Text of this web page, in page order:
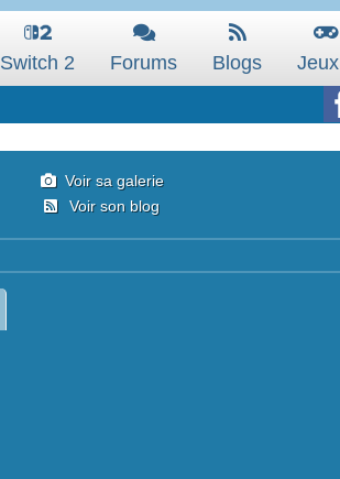
Switch 2 Forums Blogs Jeux
Voir sa galerie
Voir son blog